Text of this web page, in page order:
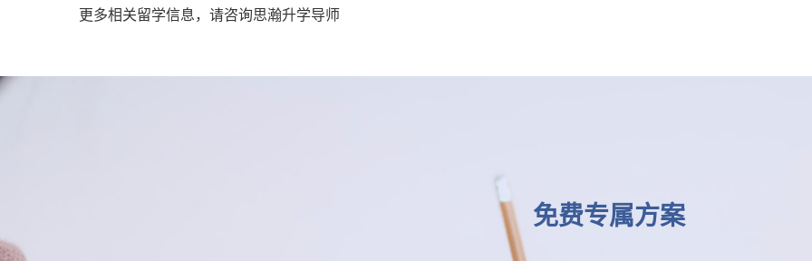
更多相关留学信息，请咨询思瀚升学导师
免费专属方案